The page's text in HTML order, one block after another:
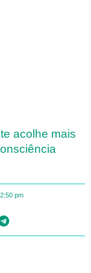
acolhe mais
2:50 pm